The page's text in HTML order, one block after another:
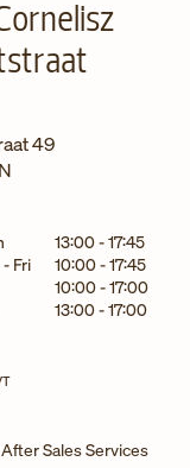
49
неделиЧасы
13:00-17:45
Fri
10:00-17:45
10:00-17:00
13:00-17:00
Link Opens in New Tab
After Sales Services